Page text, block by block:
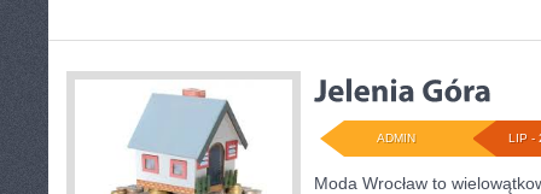
LIP -
ADMIN
Moda Wrocław to